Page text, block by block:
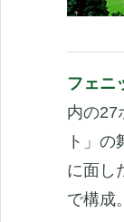
フェニ
内の27
ト」
に面し
で構成